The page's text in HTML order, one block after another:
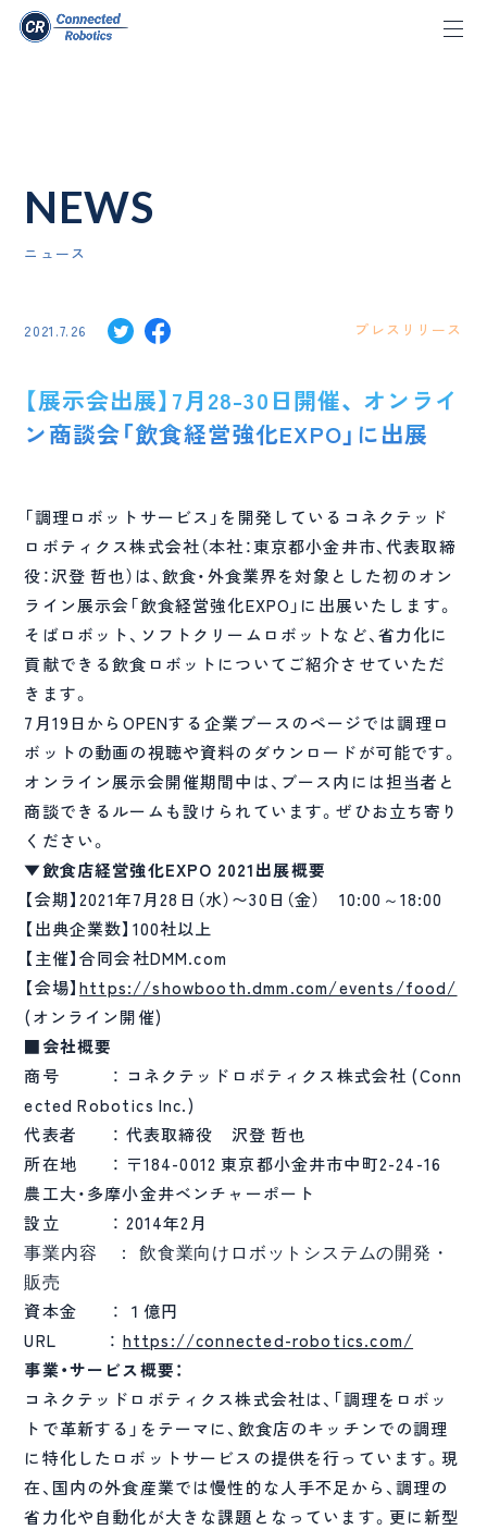
ニュース
NEWS
【展示会出展】7月28-30日開催、 オンライ
ン商談会「飲食経営強化EXPO」に出展
2021.7.26 プレスリリース
「調理ロボットサービス」を開発しているコネクテッド
ロボティクス株式会社（本社：東京都小金井市、代表取締
役：沢登 哲也）は、飲食・外食業界を対象とした初のオン
ライン展示会「飲食経営強化EXPO」に出展いたします。
そばロボット、ソフトクリームロボットなど、省力化に
貢献できる飲食ロボットについてご紹介させていただ
きます。
7月19日からOPENする企業ブースのページでは調理ロ
ボットの動画の視聴や資料のダウンロードが可能です。
オンライン展示会開催期間中は、ブース内には担当者と
商談できるルームも設けられています。ぜひお立ち寄り
ください。
▼飲食店経営強化EXPO 2021出展概要
【会期】2021年7月28日（水）〜30日（金） 10:00～18:00
【出典企業数】100社以上
【主催】合同会社DMM.com
【会場】https://showbooth.dmm.com/events/food/
(オンライン開催)
■会社概要
商号 ： コネクテッドロボティクス株式会社 (Conn
ected Robotics Inc.)
代表者 ： 代表取締役 沢登 哲也
所在地 ： 〒184-0012 東京都小金井市中町2-24-16
農工大・多摩小金井ベンチャーポート
設立 ： 2014年2月
事業内容 ： 飲食業向けロボットシステムの開発・
販売
資本金 ： １億円
URL ： https://connected-robotics.com/
事業・サービス概要：
コネクテッドロボティクス株式会社は、「調理をロボッ
トで革新する」をテーマに、飲食店のキッチンでの調理
に特化したロボットサービスの提供を行っています。現
在、国内の外食産業では慢性的な人手不足から、調理の
省力化や自動化が大きな課題となっています。更に新型